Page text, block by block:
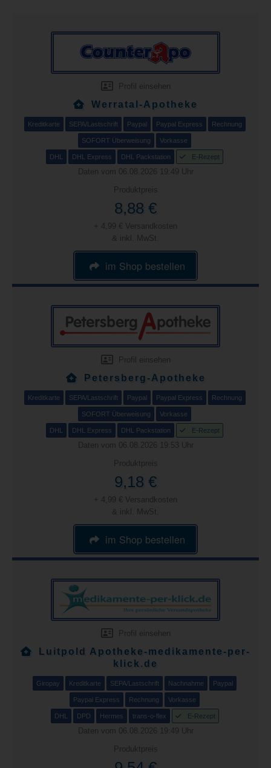
Profil einsehen
Werratal-Apotheke
Kreditkarte SEPA/Lastschrift Paypal Paypal Express Rechnung
SOFORT Überweisung Vorkasse
DHL DHL Express DHL Packstation E-Rezept
Daten vom 06.08.2026 19:49 Uhr
Produktpreis
8,88 €
+ 4,99 € Versandkosten
& inkl. MwSt.
im Shop bestellen
Profil einsehen
Petersberg-Apotheke
Kreditkarte SEPA/Lastschrift Paypal Paypal Express Rechnung
SOFORT Überweisung Vorkasse
DHL DHL Express DHL Packstation E-Rezept
Daten vom 06.08.2026 19:53 Uhr
Produktpreis
9,18 €
+ 4,99 € Versandkosten
& inkl. MwSt.
im Shop bestellen
Profil einsehen
Luitpold Apotheke-medikamente-per-
klick.de
Giropay Kreditkarte SEPA/Lastschrift Nachnahme Paypal
Paypal Express Rechnung Vorkasse
DHL DPD Hermes trans-o-flex E-Rezept
Daten vom 06.08.2026 19:49 Uhr
Produktpreis